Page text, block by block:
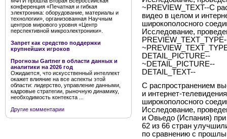
конференция «Печатная и гибкая
электроника: оборудование, материалы и
технологии», организованная Научным
центров мирового уровня «Центр
перспективной микроэлектроники».
Запрет как средство поддержки
крупнейших игроков
Прогнозы Gartner в области данных и
аналитики на 2026 год
Ожидается, что искусственный интеллект
окажет влияние на все аспекты этой
области: лидерство, управление данными,
кадровые стратегии, рыночную динамику,
необходимость контекста ...
Другие комментарии
~PREVIEW_TEXT--С
видео в целом и
широкополосного
Исследование,
DETAIL_PICTURE--
~DETAIL_PICTURE--
DETAIL_TEXT--
С распространением
и интернет-
широкополосного
Исследование,
и Овьедо (Испания)
62 из 66 стран
по сравнению с